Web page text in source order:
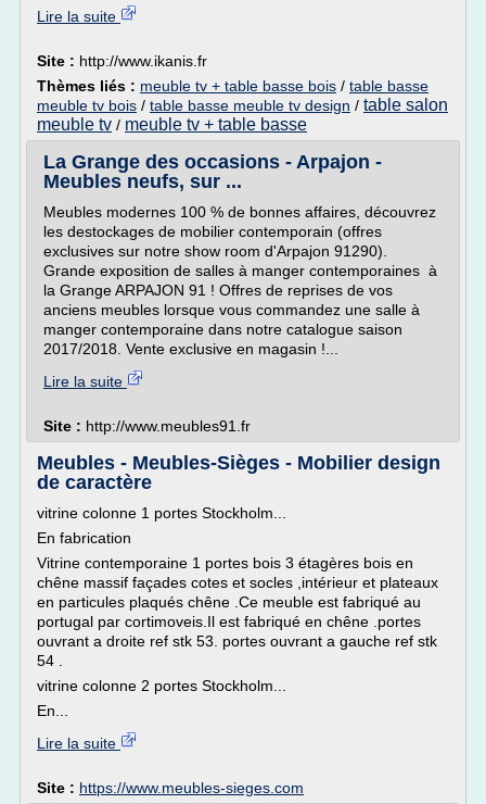
Lire la suite
Site : http://www.ikanis.fr
Thèmes liés : meuble tv + table basse bois / table basse
meuble tv bois / table basse meuble tv design / table salon
meuble tv / meuble tv + table basse
La Grange des occasions - Arpajon -
Meubles neufs, sur ...
Meubles modernes 100 % de bonnes affaires, découvrez
les destockages de mobilier contemporain (offres
exclusives sur notre show room d'Arpajon 91290).
Grande exposition de salles à manger contemporaines à
la Grange ARPAJON 91 ! Offres de reprises de vos
anciens meubles lorsque vous commandez une salle à
manger contemporaine dans notre catalogue saison
2017/2018. Vente exclusive en magasin !...
Lire la suite
Site : http://www.meubles91.fr
Meubles - Meubles-Sièges - Mobilier design
de caractère
vitrine colonne 1 portes Stockholm...
En fabrication
Vitrine contemporaine 1 portes bois 3 étagères bois en
chêne massif façades cotes et socles ,intérieur et plateaux
en particules plaqués chêne .Ce meuble est fabriqué au
portugal par cortimoveis.Il est fabriqué en chêne .portes
ouvrant a droite ref stk 53. portes ouvrant a gauche ref stk
54 .
vitrine colonne 2 portes Stockholm...
En...
Lire la suite
Site : https://www.meubles-sieges.com